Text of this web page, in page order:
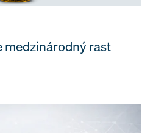
medzinárodný rast